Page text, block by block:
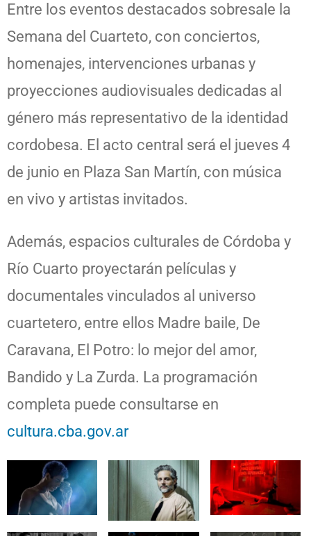
Entre los eventos destacados sobresale la
Semana del Cuarteto, con conciertos,
homenajes, intervenciones urbanas y
proyecciones audiovisuales dedicadas al
género más representativo de la identidad
cordobesa. El acto central será el jueves 4
de junio en Plaza San Martín, con música
en vivo y artistas invitados.
Además, espacios culturales de Córdoba y
Río Cuarto proyectarán películas y
documentales vinculados al universo
cuartetero, entre ellos Madre baile, De
Caravana, El Potro: lo mejor del amor,
Bandido y La Zurda. La programación
completa puede consultarse en
cultura.cba.gov.ar